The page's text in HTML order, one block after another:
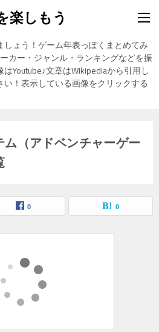
楽しもう
ょう！ゲーム年表っぽくまとめてみ
カー・ジャンル・ランキングなどを振
Youtube♪文章はWikipediaから引用し
！表示している画像をクリックする
ム（アドベンチャーゲー
0 0